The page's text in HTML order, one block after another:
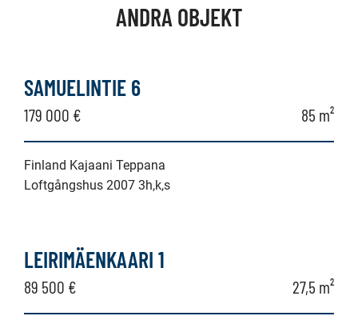
ANDRA OBJEKT
SAMUELINTIE 6
179 000 € 85 m²
Finland Kajaani Teppana
Loftgångshus 2007 3h,k,s
LEIRIMÄENKAARI 1
89 500 € 27,5 m²